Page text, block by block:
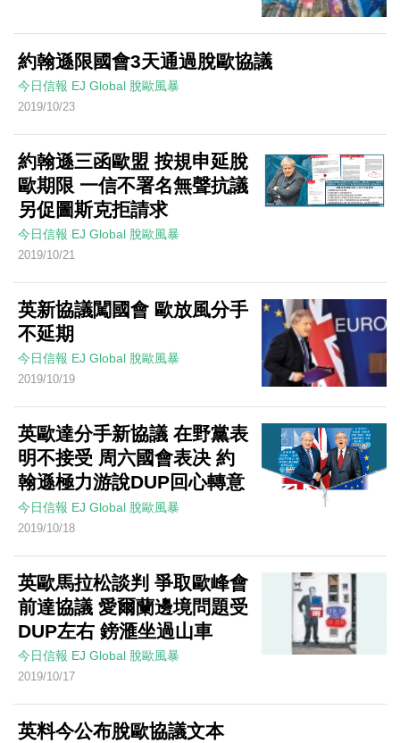
約翰遜限國會3天通過脫歐協議
今日信報 EJ Global 脫歐風暴
2019/10/23
約翰遜三函歐盟 按規申延脫
歐期限 一信不署名無聲抗議
另促圖斯克拒請求
今日信報 EJ Global 脫歐風暴
2019/10/21
英新協議闖國會 歐放風分手
不延期
今日信報 EJ Global 脫歐風暴
2019/10/19
英歐達分手新協議 在野黨表
明不接受 周六國會表决 約
翰遜極力游說DUP回心轉意
今日信報 EJ Global 脫歐風暴
2019/10/18
英歐馬拉松談判 爭取歐峰會
前達協議 愛爾蘭邊境問題受
DUP左右 鎊滙坐過山車
今日信報 EJ Global 脫歐風暴
2019/10/17
英料今公布脫歐協議文本